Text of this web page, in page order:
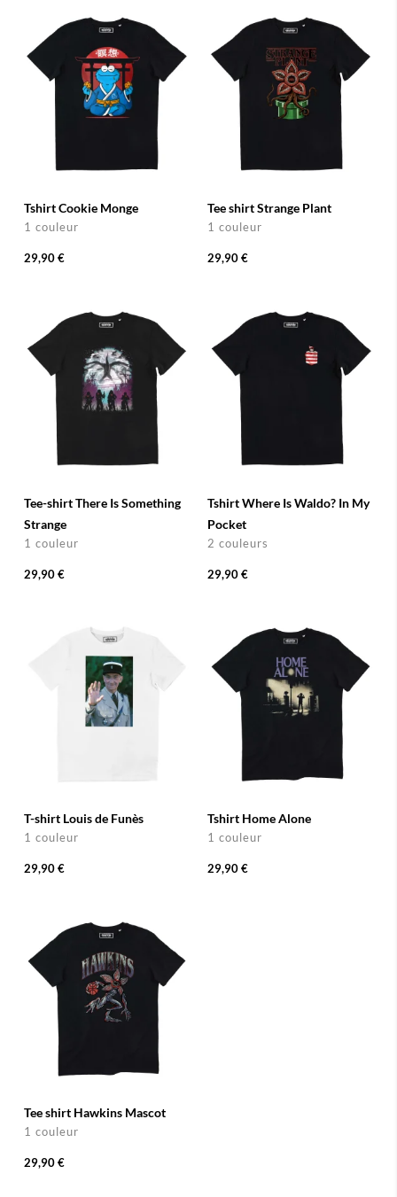
Tshirt Cookie Monge
1 couleur
29,90 €
Tee shirt Strange Plant
1 couleur
29,90 €
Tee-shirt There Is Something
Strange
1 couleur
29,90 €
Tshirt Where Is Waldo? In My
Pocket
2 couleurs
29,90 €
T-shirt Louis de Funès
1 couleur
29,90 €
Tshirt Home Alone
1 couleur
29,90 €
Tee shirt Hawkins Mascot
1 couleur
29,90 €